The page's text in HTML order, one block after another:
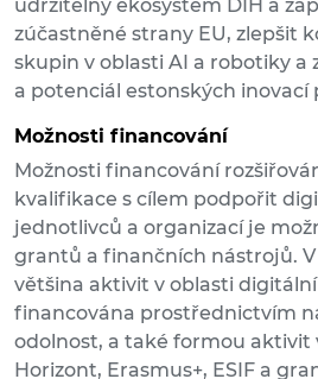
udržitelný ekosystém DIH a
zúčastněné strany EU, zlepšit
skupin v oblasti AI a robotiky a
a potenciál estonských
Možnosti financování
Možnosti financování
kvalifikace s cílem podpořit
jednotlivců a organizací je
grantů a finančních nástrojů. V
většina aktivit v oblasti
financována prostřednictvím
odolnost, a také formou
Horizont, Erasmus+, ESIF a